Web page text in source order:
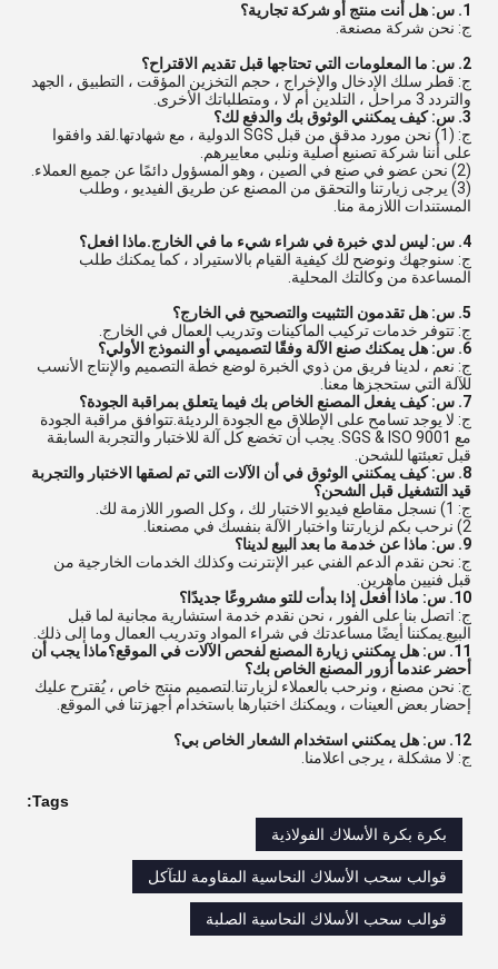
1. س: هل أنت منتج أو شركة تجارية؟
ج: نحن شركة مصنعة.
2. س: ما المعلومات التي تحتاجها قبل تقديم الاقتراح؟
ج: قطر سلك الإدخال والإخراج ، حجم التخزين المؤقت ، التطبيق ، الجهد
والتردد 3 مراحل ، التلدين أم لا ، ومتطلباتك الأخرى.
3. س: كيف يمكنني الوثوق بك والدفع لك؟
ج: (1) نحن مورد مدقق من قبل SGS الدولية ، مع شهادتها.لقد وافقوا
على أننا شركة تصنيع أصلية ونلبي معاييرهم.
(2) نحن عضو في صنع في الصين ، وهو المسؤول دائمًا عن جميع العملاء.
(3) يرجى زيارتنا والتحقق من المصنع عن طريق الفيديو ، وطلب
المستندات اللازمة منا.
4. س: ليس لدي خبرة في شراء شيء ما في الخارج.ماذا افعل؟
ج: سنوجهك ونوضح لك كيفية القيام بالاستيراد ، كما يمكنك طلب
المساعدة من وكالتك المحلية.
5. س: هل تقدمون التثبيت والتصحيح في الخارج؟
ج: تتوفر خدمات تركيب الماكينات وتدريب العمال في الخارج.
6. س: هل يمكنك صنع الآلة وفقًا لتصميمي أو النموذج الأولي؟
ج: نعم ، لدينا فريق من ذوي الخبرة لوضع خطة التصميم والإنتاج الأنسب
للآلة التي ستحجزها معنا.
7. س: كيف يفعل المصنع الخاص بك فيما يتعلق بمراقبة الجودة؟
ج: لا يوجد تسامح على الإطلاق مع الجودة الرديئة.تتوافق مراقبة الجودة
مع SGS & ISO 9001. يجب أن تخضع كل آلة للاختبار والتجربة السابقة
قبل تعبئتها للشحن.
8. س: كيف يمكنني الوثوق في أن الآلات التي تم لصقها الاختبار والتجربة
قيد التشغيل قبل الشحن؟
ج: 1) نسجل مقاطع فيديو الاختبار لك ، وكل الصور اللازمة لك.
2) نرحب بكم لزيارتنا واختبار الآلة بنفسك في مصنعنا.
9. س: ماذا عن خدمة ما بعد البيع لدينا؟
ج: نحن نقدم الدعم الفني عبر الإنترنت وكذلك الخدمات الخارجية من
قبل فنيين ماهرين.
10. س: ماذا أفعل إذا بدأت للتو مشروعًا جديدًا؟
ج: اتصل بنا على الفور ، نحن نقدم خدمة استشارية مجانية لما قبل
البيع.يمكننا أيضًا مساعدتك في شراء المواد وتدريب العمال وما إلى ذلك.
11. س: هل يمكنني زيارة المصنع لفحص الآلات في الموقع؟ماذا يجب أن
أحضر عندما أزور المصنع الخاص بك؟
ج: نحن مصنع ، ونرحب بالعملاء لزيارتنا.لتصميم منتج خاص ، يُقترح عليك
إحضار بعض العينات ، ويمكنك اختبارها باستخدام أجهزتنا في الموقع.
12. س: هل يمكنني استخدام الشعار الخاص بي؟
ج: لا مشكلة ، يرجى اعلامنا.
Tags:
بكرة بكرة الأسلاك الفولاذية
قوالب سحب الأسلاك النحاسية المقاومة للتآكل
قوالب سحب الأسلاك النحاسية الصلبة